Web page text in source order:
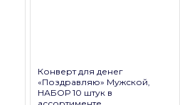
Конверт для денег
«Поздравляю» Мужской,
НАБОР 10 штук в